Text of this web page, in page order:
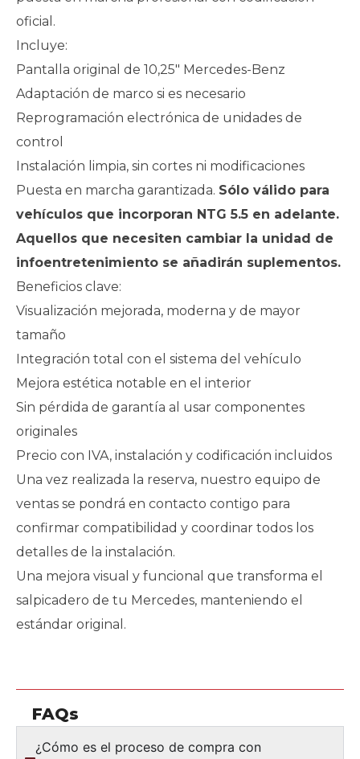
oficial.
Incluye:
Pantalla original de 10,25″ Mercedes-Benz
Adaptación de marco si es necesario
Reprogramación electrónica de unidades de
control
Instalación limpia, sin cortes ni modificaciones
Puesta en marcha garantizada. Sólo válido para
vehículos que incorporan NTG 5.5 en adelante.
Aquellos que necesiten cambiar la unidad de
infoentretenimiento se añadirán suplementos.
Beneficios clave:
Visualización mejorada, moderna y de mayor
tamaño
Integración total con el sistema del vehículo
Mejora estética notable en el interior
Sin pérdida de garantía al usar componentes
originales
Precio con IVA, instalación y codificación incluidos
Una vez realizada la reserva, nuestro equipo de
ventas se pondrá en contacto contigo para
confirmar compatibilidad y coordinar todos los
detalles de la instalación.
Una mejora visual y funcional que transforma el
salpicadero de tu Mercedes, manteniendo el
estándar original.
FAQs
¿Cómo es el proceso de compra con